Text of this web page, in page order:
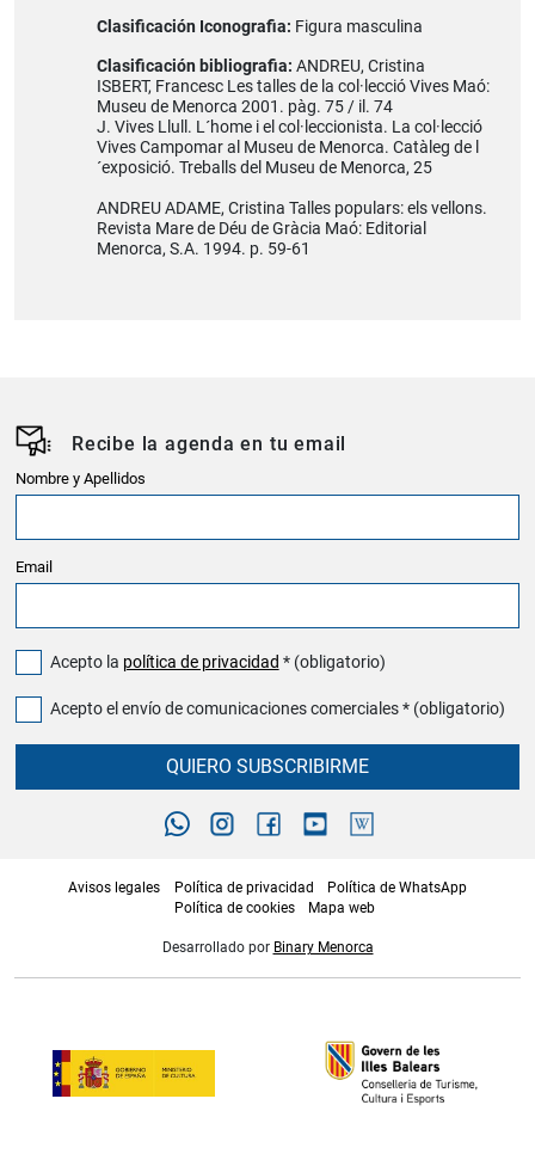
Clasificación Iconografia: Figura masculina
Clasificación bibliografia: ANDREU, Cristina
ISBERT, Francesc Les talles de la col·lecció Vives Maó:
Museu de Menorca 2001. pàg. 75 / il. 74
J. Vives Llull. L´home i el col·leccionista. La col·lecció
Vives Campomar al Museu de Menorca. Catàleg de l
´exposició. Treballs del Museu de Menorca, 25
ANDREU ADAME, Cristina Talles populars: els vellons.
Revista Mare de Déu de Gràcia Maó: Editorial
Menorca, S.A. 1994. p. 59-61
Recibe la agenda en tu email
Nombre y Apellidos
Email
Acepto la política de privacidad * (obligatorio)
Acepto el envío de comunicaciones comerciales * (obligatorio)
QUIERO SUBSCRIBIRME
Avisos legales Política de privacidad
Política de WhatsApp
Política de cookies
Mapa web
Desarrollado por Binary Menorca